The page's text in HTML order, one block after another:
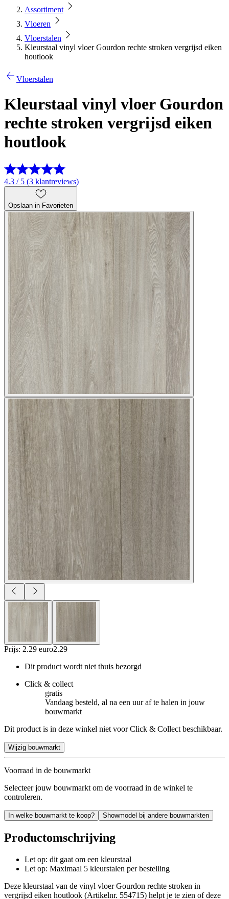
Assortiment
Vloeren
Vloerstalen
Kleurstaal vinyl vloer Gourdon rechte stroken vergrijsd eiken
houtlook
Vloerstalen
Kleurstaal vinyl vloer Gourdon
rechte stroken vergrijsd eiken
houtlook
4.3 / 5 (3 klantreviews)
Opslaan in Favorieten
Prijs: 2.29 euro2.29
Dit product wordt niet thuis bezorgd
Click & collect
gratis
Vandaag besteld, al na een uur af te halen in jouw
bouwmarkt
Dit product is in deze winkel niet voor Click & Collect beschikbaar.
Wijzig bouwmarkt
Voorraad in de bouwmarkt
Selecteer jouw bouwmarkt om de voorraad in de winkel te
controleren.
In welke bouwmarkt te koop? Showmodel bij andere bouwmarkten
Productomschrijving
Let op: dit gaat om een kleurstaal
Let op: Maximaal 5 kleurstalen per bestelling
Deze kleurstaal van de vinyl vloer Gourdon rechte stroken in
vergrijsd eiken houtlook (Artikelnr. 554715) helpt je te zien of deze